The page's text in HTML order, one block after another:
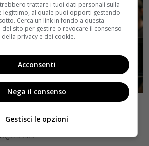
il decimo film: Robert Richardson
2027 e l’addio a The Movie Critic
Agosto 2026
trattare i tuoi dati personali sulla
legittimo, al quale puoi opporti gestendo
Cerca un link in fondo a questa
del sito per gestire o revocare il consenso
privacy e dei cookie.
Acconsenti
Nega il consenso
Gestisci le opzioni